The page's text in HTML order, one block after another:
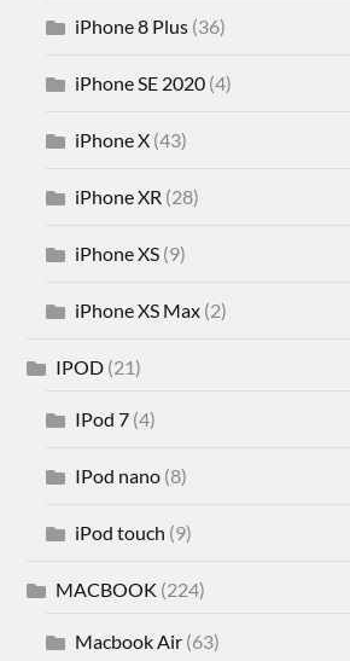
iPhone 8 Plus (36)
iPhone SE 2020 (4)
iPhone X (43)
iPhone XR (28)
iPhone XS (9)
iPhone XS Max (2)
IPOD (21)
IPod 7 (4)
IPod nano (8)
iPod touch (9)
MACBOOK (224)
Macbook Air (63)